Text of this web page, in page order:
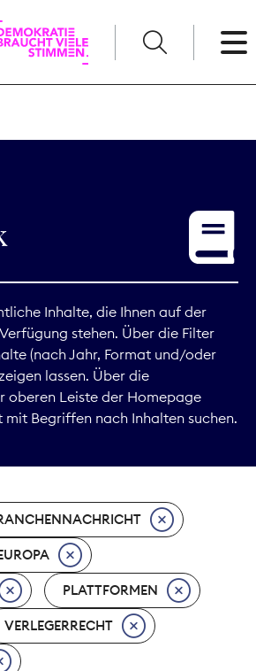
Digitales
Kommunikation
Marktdaten
Nachhaltigkeit
Nachwuchs
Nova Award
Pressefreiheit
Inhalte, die Ihnen auf der
stehen. Über die Filter
(nach Jahr, Format und/oder
lassen. Über die
oberen Leiste der Homepage
mit Begriffen nach Inhalten suchen.
PLATTFORMEN
VERLEGERRECHT